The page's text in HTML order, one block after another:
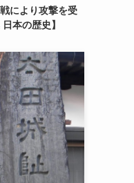
により攻撃を受
本の歴史】